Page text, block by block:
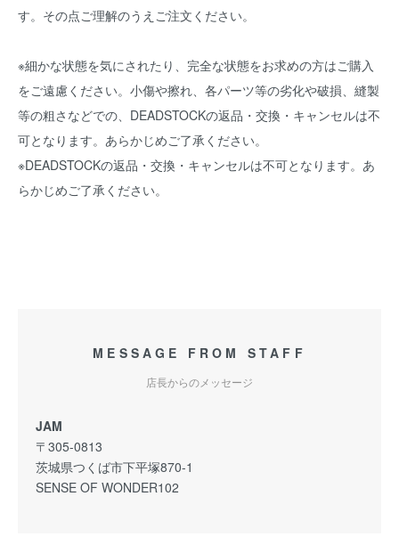
す。その点ご理解のうえご注文ください。
※細かな状態を気にされたり、完全な状態をお求めの方はご購入
をご遠慮ください。小傷や擦れ、各パーツ等の劣化や破損、縫製
等の粗さなどでの、DEADSTOCKの返品・交換・キャンセルは不
可となります。あらかじめご了承ください。
※DEADSTOCKの返品・交換・キャンセルは不可となります。あ
らかじめご了承ください。
MESSAGE FROM STAFF
店長からのメッセージ
JAM
〒305-0813
茨城県つくば市下平塚870-1
SENSE OF WONDER102